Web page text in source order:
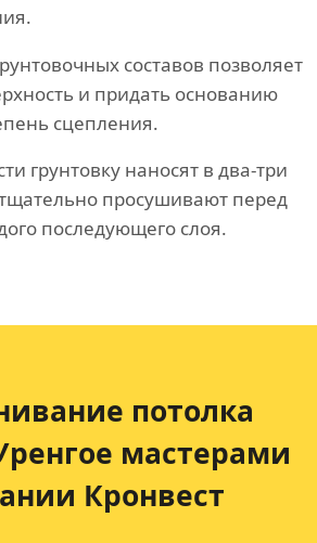
составов позволяет
и придать основанию
сцепления.
грунтовку наносят в два-три
просушивают перед
последующего слоя.
потолка
мастерами
Кронвест